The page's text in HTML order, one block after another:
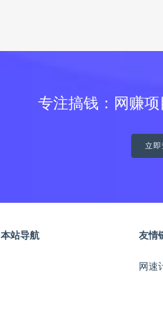
专注搞钱：网赚
立即
本站导航 友情
网速